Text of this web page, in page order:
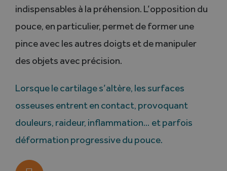
indispensables à la préhension. L’opposition du
pouce, en particulier, permet de former une
pince avec les autres doigts et de manipuler
des objets avec précision.
Lorsque le cartilage s’altère, les surfaces
osseuses entrent en contact, provoquant
douleurs, raideur, inflammation… et parfois
déformation progressive du pouce.